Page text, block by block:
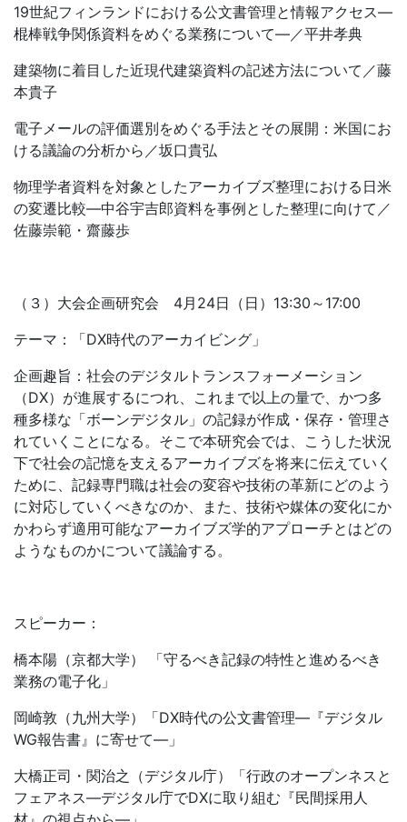
19世紀フィンランドにおける公文書管理と情報アクセス―
棍棒戦争関係資料をめぐる業務について―／平井孝典
建築物に着目した近現代建築資料の記述方法について／藤
本貴子
電子メールの評価選別をめぐる手法とその展開：米国にお
ける議論の分析から／坂口貴弘
物理学者資料を対象としたアーカイブズ整理における日米
の変遷比較―中谷宇吉郎資料を事例とした整理に向けて／
佐藤崇範・齋藤歩
（３）大会企画研究会 4月24日（日）13:30～17:00
テーマ：「DX時代のアーカイビング」
企画趣旨：社会のデジタルトランスフォーメーション
（DX）が進展するにつれ、これまで以上の量で、かつ多
種多様な「ボーンデジタル」の記録が作成・保存・管理さ
れていくことになる。そこで本研究会では、こうした状況
下で社会の記憶を支えるアーカイブズを将来に伝えていく
ために、記録専門職は社会の変容や技術の革新にどのよう
に対応していくべきなのか、また、技術や媒体の変化にか
かわらず適用可能なアーカイブズ学的アプローチとはどの
ようなものかについて議論する。
スピーカー：
橋本陽（京都大学） 「守るべき記録の特性と進めるべき
業務の電子化」
岡崎敦（九州大学）「DX時代の公文書管理―『デジタル
WG報告書』に寄せて―」
大橋正司・関治之（デジタル庁）「行政のオープンネスと
フェアネス―デジタル庁でDXに取り組む『民間採用人